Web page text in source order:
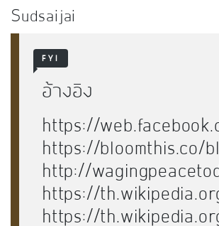
Sudsaijai
FYI
อ้างอิง
https://
https://bloomthis.co/
http://
https://
https://